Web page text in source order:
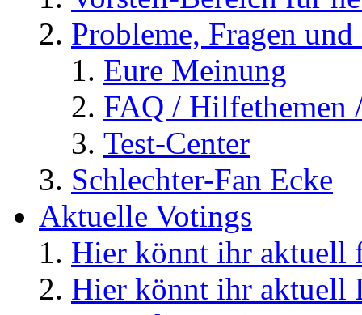
Probleme, Fragen
Eure Meinung
FAQ / Hilfethemen
Test-Center
Schlechter-Fan Ecke
Aktuelle Votings
Hier könnt ihr aktuell
Hier könnt ihr aktuell